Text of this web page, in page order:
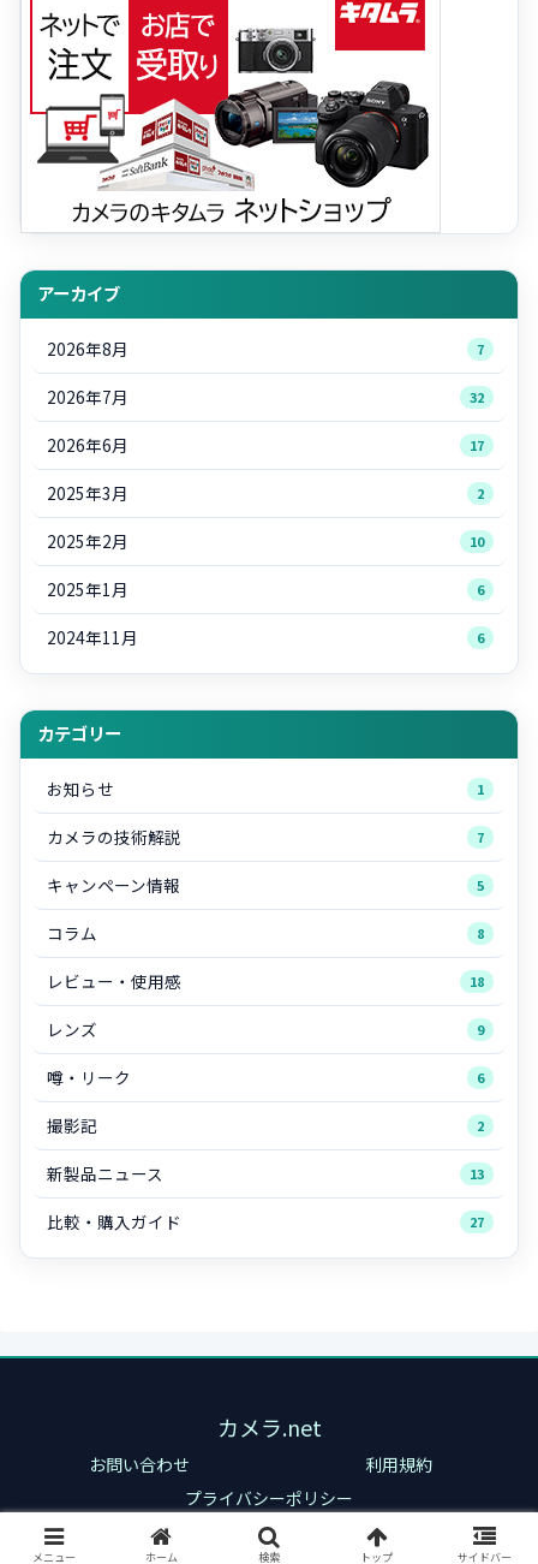
アーカイブ
2026年8月 7
2026年7月 32
2026年6月 17
2025年3月 2
2025年2月 10
2025年1月 6
2024年11月 6
カテゴリー
お知らせ 1
カメラの技術解説 7
キャンペーン情報 5
コラム 8
レビュー・使用感 18
レンズ 9
噂・リーク 6
撮影記 2
新製品ニュース 13
比較・購入ガイド 27
カメラ.net
お問い合わせ
利用規約
プライバシーポリシー
© 2024 カメラ.net.
メニュー ホーム 検索 トップ サイドバー